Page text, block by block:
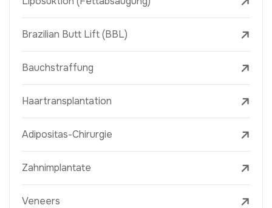
Brazilian Butt Lift (BBL)
Bauchstraffung
Haartransplantation
Adipositas-Chirurgie
Zahnimplantate
Veneers